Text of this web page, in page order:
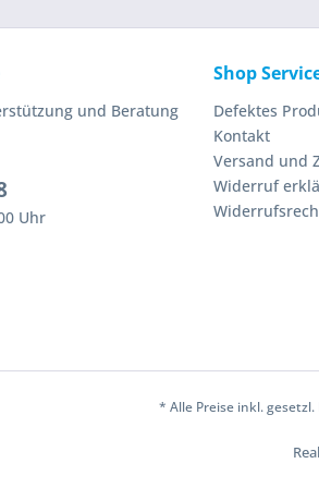
und Beratung
Uhr
Shop
Defektes
Kontakt
Versand und
Widerruf
* Alle Preise inkl.